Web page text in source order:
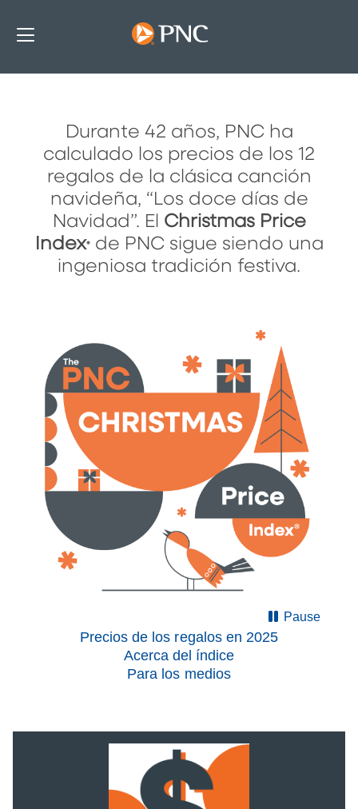
El Índice de Precios de Navidad
Durante 42 años, PNC ha
calculado los precios de los 12
regalos de la clásica canción
navideña, “Los doce días de
Navidad”. El Christmas Price
Index®de PNC sigue siendo una
ingeniosa tradición festiva.
Pause
Precios de los regalos en 2025
Acerca del índice
Para los medios